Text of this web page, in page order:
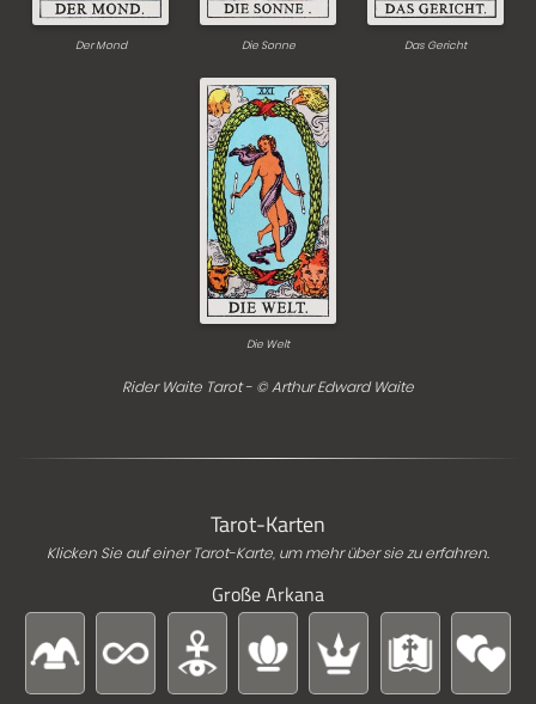
Der Mond Die Sonne Das Gericht
Die Welt
Rider Waite Tarot - © Arthur Edward Waite
Tarot-Karten
Klicken Sie auf einer Tarot-Karte, um mehr über sie zu erfahren.
Große Arkana